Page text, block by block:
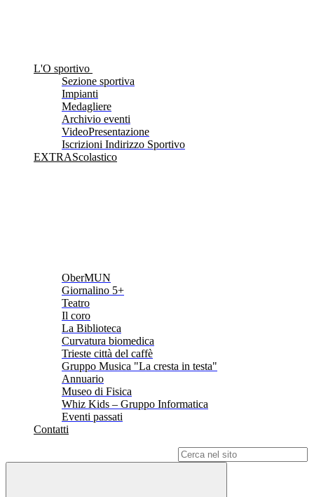
L'O sportivo
Sezione sportiva
Impianti
Medagliere
Archivio eventi
VideoPresentazione
Iscrizioni Indirizzo Sportivo
EXTRAScolastico
OberMUN
Giornalino 5+
Teatro
Il coro
La Biblioteca
Curvatura biomedica
Trieste città del caffè
Gruppo Musica "La cresta in testa"
Annuario
Museo di Fisica
Whiz Kids – Gruppo Informatica
Eventi passati
Contatti